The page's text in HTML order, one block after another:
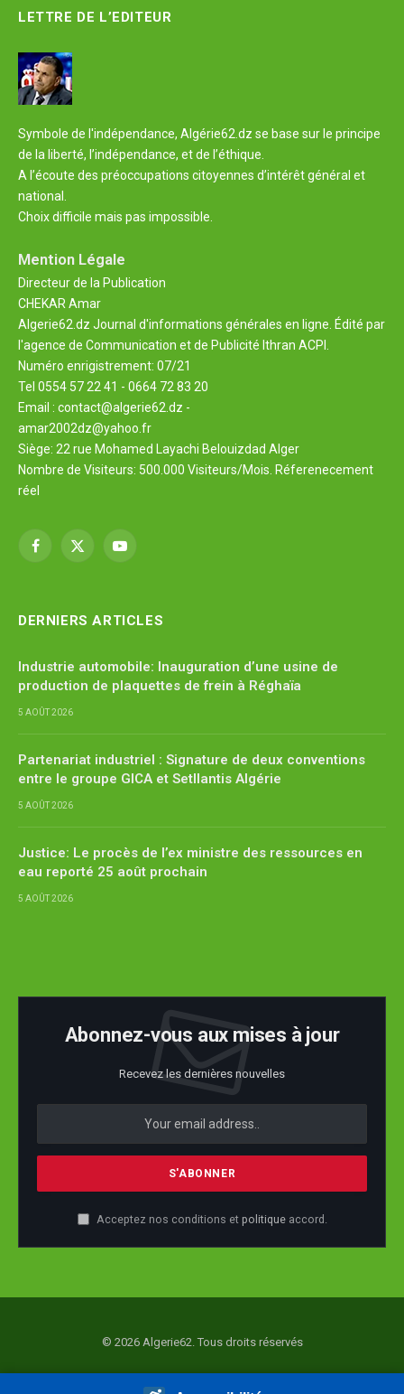
LETTRE DE L’EDITEUR
Symbole de l'indépendance, Algérie62.dz se base sur le principe
de la liberté, l’indépendance, et de l’éthique.
A l’écoute des préoccupations citoyennes d’intérêt général et
national.
Choix difficile mais pas impossible.
Mention Légale
Directeur de la Publication
CHEKAR Amar
Algerie62.dz Journal d'informations générales en ligne. Édité par
l'agence de Communication et de Publicité Ithran ACPI.
Numéro enrigistrement: 07/21
Tel 0554 57 22 41 - 0664 72 83 20
Email : contact@algerie62.dz -
amar2002dz@yahoo.fr
Siège: 22 rue Mohamed Layachi Belouizdad Alger
Nombre de Visiteurs: 500.000 Visiteurs/Mois. Réferenecement
réel
Facebook
X
YouTube
DERNIERS ARTICLES
Industrie automobile: Inauguration d’une usine de
production de plaquettes de frein à Réghaïa
5 AOÛT 2026
Partenariat industriel : Signature de deux conventions
entre le groupe GICA et Setllantis Algérie
5 AOÛT 2026
Justice: Le procès de l’ex ministre des ressources en
eau reporté 25 août prochain
5 AOÛT 2026
Abonnez-vous aux mises à jour
Recevez les dernières nouvelles
Acceptez nos conditions et politiqueaccord.
© 2026 Algerie62. Tous droits réservés